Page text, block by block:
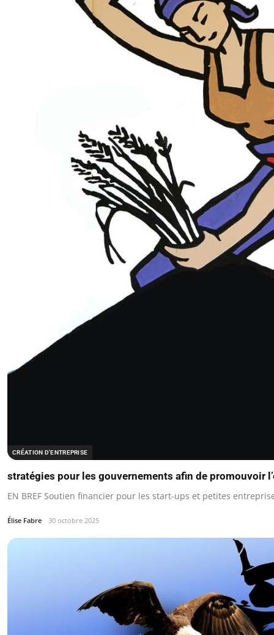
CRÉATION D'ENTREPRISE
stratégies pour les gouvernements afin de promouvoir
EN BREF Soutien financier pour les start-ups et petites
Élise Fabre 30 octobre 2025